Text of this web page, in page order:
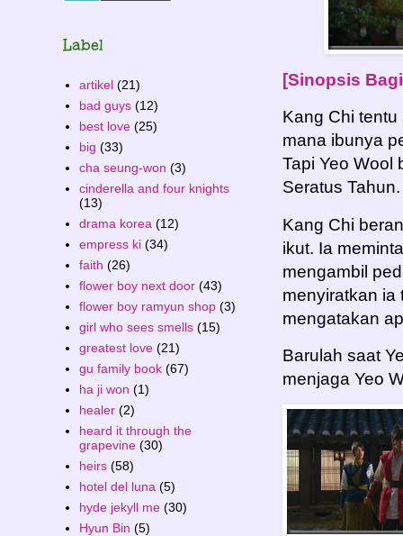
[Sinopsis
Kang Chi
mana ibunya
Tapi Yeo Wool
Seratus Tahun.
Kang Chi
ikut. Ia
mengambil
menyiratkan ia
mengatakan
Barulah saat
menjaga Yeo
Label
artikel (21)
bad guys (12)
best love (25)
big (33)
cha seung-won (3)
cinderella and four knights
(13)
drama korea (12)
empress ki (34)
faith (26)
flower boy next door (43)
flower boy ramyun shop (3)
girl who sees smells (15)
greatest love (21)
gu family book (67)
ha ji won (1)
healer (2)
heard it through the
grapevine (30)
heirs (58)
hotel del luna (5)
hyde jekyll me (30)
Hyun Bin (5)